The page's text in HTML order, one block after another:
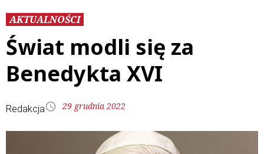
AKTUALNOŚCI
Świat modli się za
Benedykta XVI
Redakcja 29 grudnia 2022